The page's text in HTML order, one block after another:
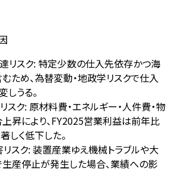
リスク: 特定少数の仕入先依存かつ海
ため、為替変動・地政学リスクで仕入
しうる。
スク: 原材料費・エネルギー・人件費・物
昇により、FY2025営業利益は前年比
しく低下した。
リスク: 装置産業ゆえ機械トラブルや大
産停止が発生した場合、業績への影